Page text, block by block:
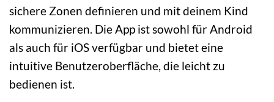
sichere Zonen definieren und mit deinem Kind
kommunizieren. Die App ist sowohl für Android
als auch für iOS verfügbar und bietet eine
intuitive Benutzeroberfläche, die leicht zu
bedienen ist.